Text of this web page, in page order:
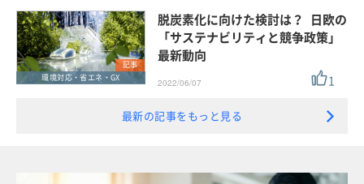
記事
環境対応・省エネ・GX
脱炭素化に向けた検討は？ 日欧の
「サステナビリティと競争政策」
最新動向
2022/06/07 1
最新の記事をもっと見る